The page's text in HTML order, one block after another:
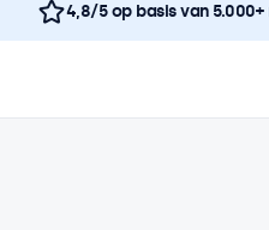
4,8/5 op basis van